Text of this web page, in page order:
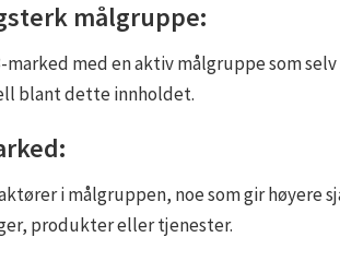
målgruppe:
med en aktiv målgruppe som
blant dette innholdet.
i målgruppen, noe som gir
produkter eller tjenester.